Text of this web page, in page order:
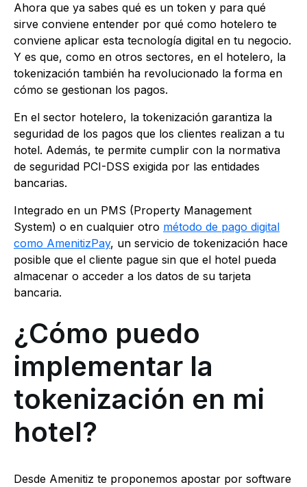
Ahora que ya sabes qué es un token y para qué
sirve conviene entender por qué como hotelero te
conviene aplicar esta tecnología digital en tu negocio.
Y es que, como en otros sectores, en el hotelero, la
tokenización también ha revolucionado la forma en
cómo se gestionan los pagos.
En el sector hotelero, la tokenización garantiza la
seguridad de los pagos que los clientes realizan a tu
hotel. Además, te permite cumplir con la normativa
de seguridad PCI-DSS exigida por las entidades
bancarias.
Integrado en un PMS (Property Management
System) o en cualquier otro método de pago digital
como AmenitizPay, un servicio de tokenización hace
posible que el cliente pague sin que el hotel pueda
almacenar o acceder a los datos de su tarjeta
bancaria.
¿Cómo puedo
implementar la
tokenización en mi
hotel?
Desde Amenitiz te proponemos apostar por software